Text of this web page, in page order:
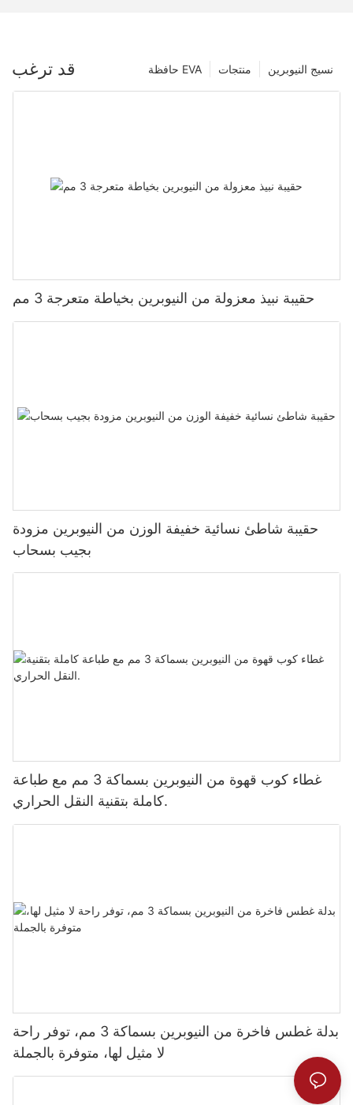
قد ترغب نسيج النيوبرين منتجات حافظة EVA
حقيبة نبيذ معزولة من النيوبرين بخياطة متعرجة 3 مم
حقيبة شاطئ نسائية خفيفة الوزن من النيوبرين مزودة
بجيب بسحاب
غطاء كوب قهوة من النيوبرين بسماكة 3 مم مع طباعة
كاملة بتقنية النقل الحراري.
بدلة غطس فاخرة من النيوبرين بسماكة 3 مم، توفر راحة
لا مثيل لها، متوفرة بالجملة